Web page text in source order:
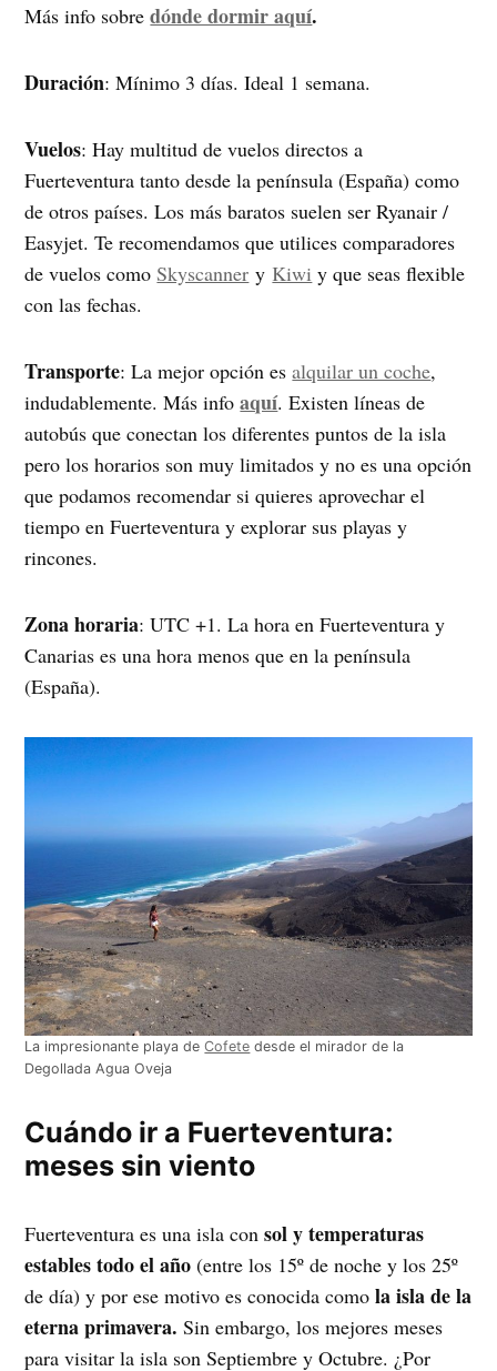
Más info sobredónde dormir aquí.
Duración: Mínimo 3 días. Ideal 1 semana.
Vuelos: Hay multitud de vuelos directos a
Fuerteventura tanto desde la península (España) como
de otros países. Los más baratos suelen ser Ryanair /
Easyjet. Te recomendamos que utilices comparadores
de vuelos como Skyscanner y Kiwi y que seas flexible
con las fechas.
Transporte: La mejor opción esalquilar un coche,
indudablemente. Más infoaquí. Existen líneas de
autobús que conectan los diferentes puntos de la isla
pero los horarios son muy limitados y no es una opción
que podamos recomendar si quieres aprovechar el
tiempo en Fuerteventura y explorar sus playas y
rincones.
Zona horaria: UTC +1. La hora en Fuerteventura y
Canarias es una hora menos que en la península
(España).
La impresionante playa deCofete desde el mirador de la
Degollada Agua Oveja
Cuándo ir a Fuerteventura:
meses sin viento
Fuerteventura es una isla consol y temperaturas
estables todo el año (entre los 15º de noche y los 25º
de día) y por ese motivo es conocida comola isla de la
eterna primavera. Sin embargo, los mejores meses
para visitar la isla son Septiembre y Octubre. ¿Por